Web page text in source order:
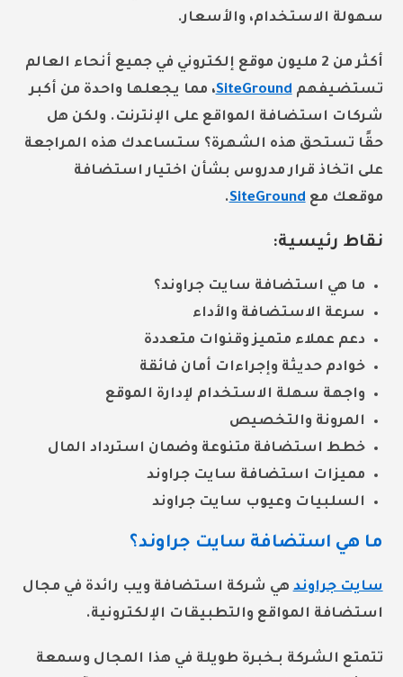
سهولة الاستخدام، والأسعار.
أكثر من 2 مليون موقع إلكتروني في جميع أنحاء العالم
تستضيفهمSiteGround، مما يجعلها واحدة من أكبر
شركات استضافة المواقع على الإنترنت. ولكن هل
حقًا تستحق هذه الشهرة؟ ستساعدك هذه المراجعة
على اتخاذ قرار مدروس بشأن اختيار استضافة
موقعك معSiteGround
.
نقاط رئيسية:
ما هي استضافة سايت جراوند؟
سرعة الاستضافة والأداء
دعم عملاء متميز وقنوات متعددة
خوادم حديثة وإجراءات أمان فائقة
واجهة سهلة الاستخدام لإدارة الموقع
المرونة والتخصيص
خطط استضافة متنوعة وضمان استرداد المال
مميزات استضافة سايت جراوند
السلبيات وعيوب سايت جراوند
ما هي استضافة سايت جراوند؟
سايت جراوندهي شركة استضافة ويب رائدة في مجال
استضافة المواقع والتطبيقات الإلكترونية.
تتمتع الشركة بـخبرة طويلة في هذا المجال وسمعة